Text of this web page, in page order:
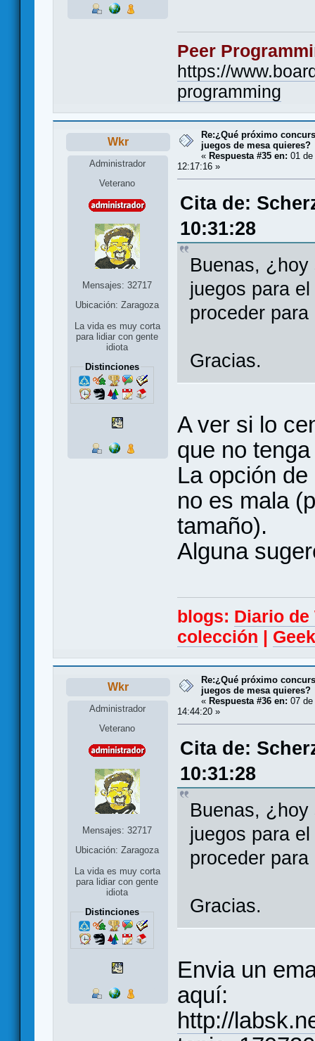
Peer
https://
programming
Wkr
Administrador
Veterano
Mensajes: 32717
Ubicación: Zaragoza
La vida es muy corta
para lidiar con gente
idiota
Distinciones
Re:¿Qué próximo
juegos de mesa quieres?
« Respuesta #35 en: 01
12:17:16 »
Cita de:
10:31:28
Buenas,
juegos para
proceder
Gracias.
A ver si lo
que no
La opción
no es mala
tamaño).
Alguna
blogs: Diario
colección |
Wkr
Administrador
Veterano
Mensajes: 32717
Ubicación: Zaragoza
La vida es muy corta
para lidiar con gente
idiota
Distinciones
Re:¿Qué próximo
juegos de mesa quieres?
« Respuesta #36 en: 07
14:44:20 »
Cita de:
10:31:28
Buenas,
juegos para
proceder
Gracias.
Envia un
aquí:
http://